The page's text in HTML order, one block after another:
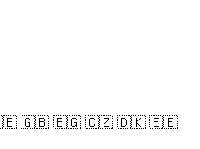
🇬🇧 🇧🇬 🇨🇿 🇩🇰 🇪🇪